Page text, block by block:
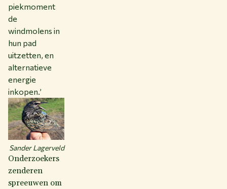
piekmoment
de
windmolens in
hun pad
uitzetten, en
alternatieve
energie
inkopen.’
Sander Lagerveld
Onderzoekers
zenderen
spreeuwen om